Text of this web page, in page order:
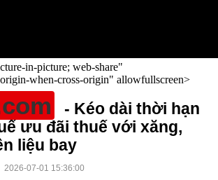
in-picture; web-share"
when-cross-origin" allowfullscreen>
- Kéo dài thời hạn
ưu đãi thuế với xăng,
liệu bay
2026-07-01 15:36:00